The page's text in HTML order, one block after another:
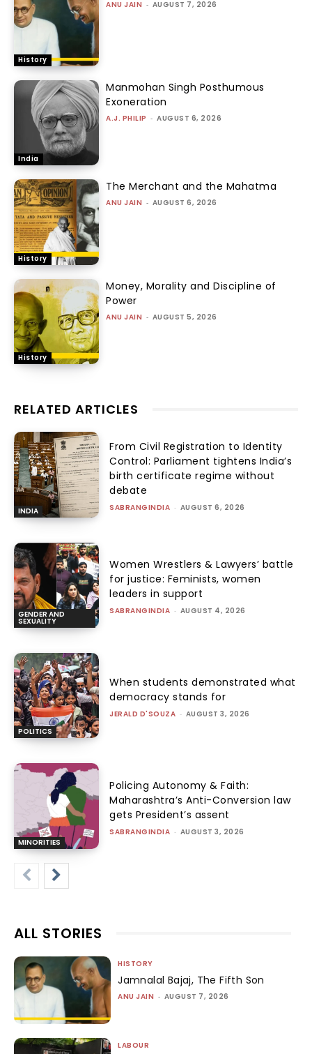
History
ANU JAIN - AUGUST 7, 2026
India
Manmohan Singh Posthumous
Exoneration
A.J. PHILIP - AUGUST 6, 2026
History
The Merchant and the Mahatma
ANU JAIN - AUGUST 6, 2026
History
Money, Morality and Discipline of
Power
ANU JAIN - AUGUST 5, 2026
RELATED ARTICLES
INDIA
From Civil Registration to Identity
Control: Parliament tightens India’s
birth certificate regime without
debate
SABRANGINDIA - AUGUST 6, 2026
GENDER AND
SEXUALITY
Women Wrestlers & Lawyers’ battle
for justice: Feminists, women
leaders in support
SABRANGINDIA - AUGUST 4, 2026
POLITICS
When students demonstrated what
democracy stands for
JERALD D'SOUZA - AUGUST 3, 2026
MINORITIES
Policing Autonomy & Faith:
Maharashtra’s Anti-Conversion law
gets President’s assent
SABRANGINDIA - AUGUST 3, 2026
ALL STORIES
HISTORY
Jamnalal Bajaj, The Fifth Son
ANU JAIN - AUGUST 7, 2026
LABOUR